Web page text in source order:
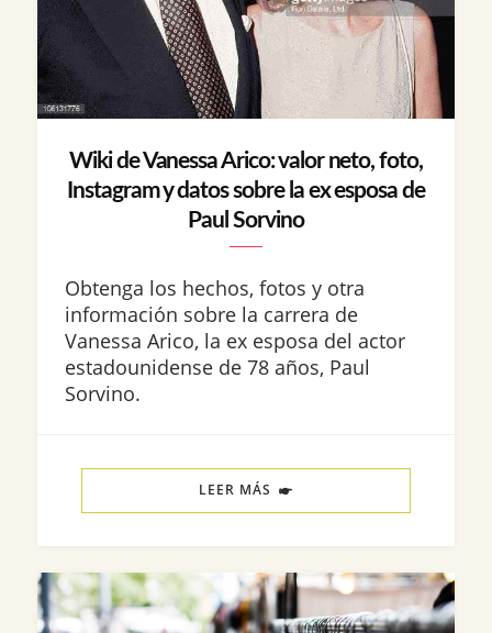
Wiki de Vanessa Arico: valor neto, foto,
Instagram y datos sobre la ex esposa de
Paul Sorvino
Obtenga los hechos, fotos y otra
información sobre la carrera de
Vanessa Arico, la ex esposa del actor
estadounidense de 78 años, Paul
Sorvino.
LEER MÁS